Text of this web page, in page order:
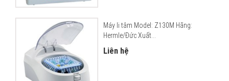
Máy li tâm Model: Z130M Hãng:
Hermle/Đức Xuất...
Liên hệ